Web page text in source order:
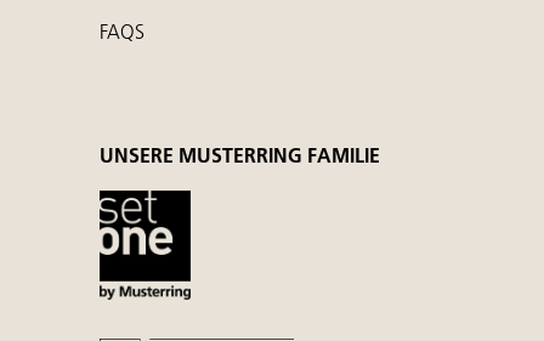
FAQS
UNSERE MUSTERRING FAMILIE